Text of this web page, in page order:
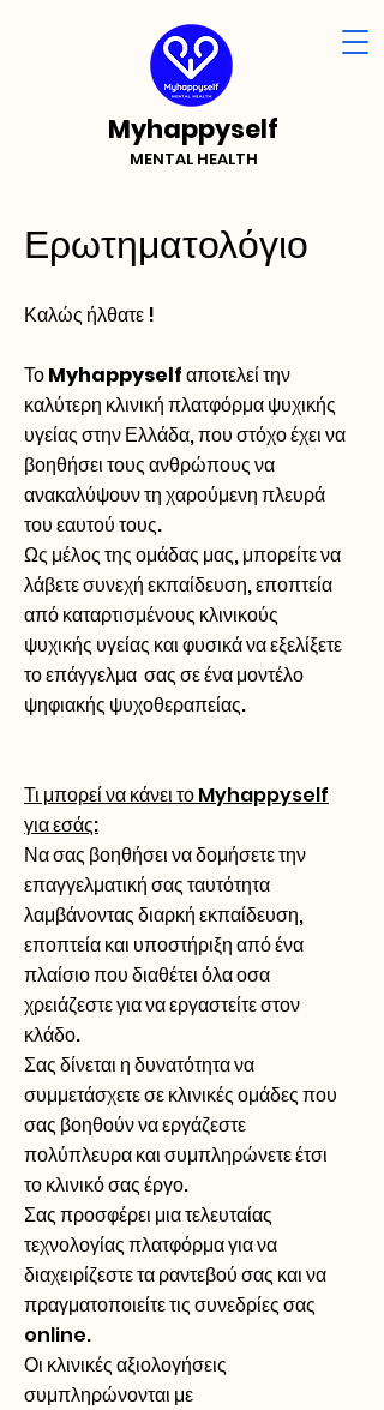
Myhappyself
MENTAL HEALTH
Ερωτηματολόγιο
Καλώς ήλθατε !
ΤοMyhappyselfαποτελεί την
καλύτερη κλινική πλατφόρμα ψυχικής
υγείας στην Ελλάδα, που στόχο έχει να
βοηθήσει τους ανθρώπους να
ανακαλύψουν τη χαρούμενη πλευρά
του εαυτού τους.
Ως μέλος της ομάδας μας, μπορείτε να
λάβετε συνεχή εκπαίδευση, εποπτεία
από καταρτισμένους κλινικούς
ψυχικής υγείας και φυσικά να εξελίξετε
το επάγγελμα σας σε ένα μοντέλο
ψηφιακής ψυχοθεραπείας.
Τι μπορεί να κάνει το Myhappyself
για εσάς:
Να σας βοηθήσει να δομήσετε την
επαγγελματική σας ταυτότητα
λαμβάνοντας διαρκή εκπαίδευση,
εποπτεία και υποστήριξη από ένα
πλαίσιο που διαθέτει όλα οσα
χρειάζεστε για να εργαστείτε στον
κλάδο.
Σας δίνεται η δυνατότητα να
συμμετάσχετε σε κλινικές ομάδες που
σας βοηθούν να εργάζεστε
πολύπλευρα και συμπληρώνετε έτσι
το κλινικό σας έργο.
Σας προσφέρει μια τελευταίας
τεχνολογίας πλατφόρμα για να
διαχειρίζεστε τα ραντεβού σας και να
πραγματοποιείτε τις συνεδρίες σας
online.
Οι κλινικές αξιολογήσεις
συμπληρώνονται με